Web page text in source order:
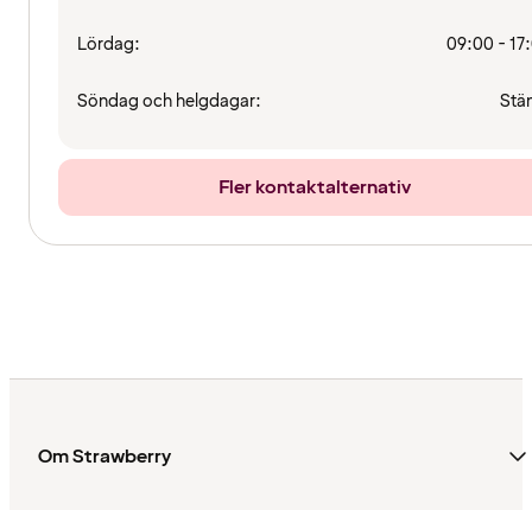
Lördag: 09:00 -
Söndag och helgdagar:
Fler kontaktalternativ
Om Strawberry